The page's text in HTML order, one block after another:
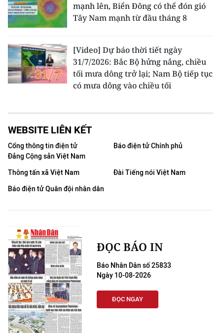
mạnh lên, Biển Đông có thể đón gió
Tây Nam mạnh từ đầu tháng 8
[Video] Dự báo thời tiết ngày
31/7/2026: Bắc Bộ hửng nắng, chiều
tối mưa dông trở lại; Nam Bộ tiếp tục
có mưa dông vào chiều tối
WEBSITE LIÊN KẾT
Cổng thông tin điện tử
Đảng Cộng sản Việt Nam
Báo điện tử Chính phủ
Thông tấn xã Việt Nam
Đài Tiếng nói Việt Nam
Báo điện tử Quân đội nhân dân
ĐỌC BÁO IN
Báo Nhân Dân số 25833
Ngày 10-08-2026
ĐỌC NGAY